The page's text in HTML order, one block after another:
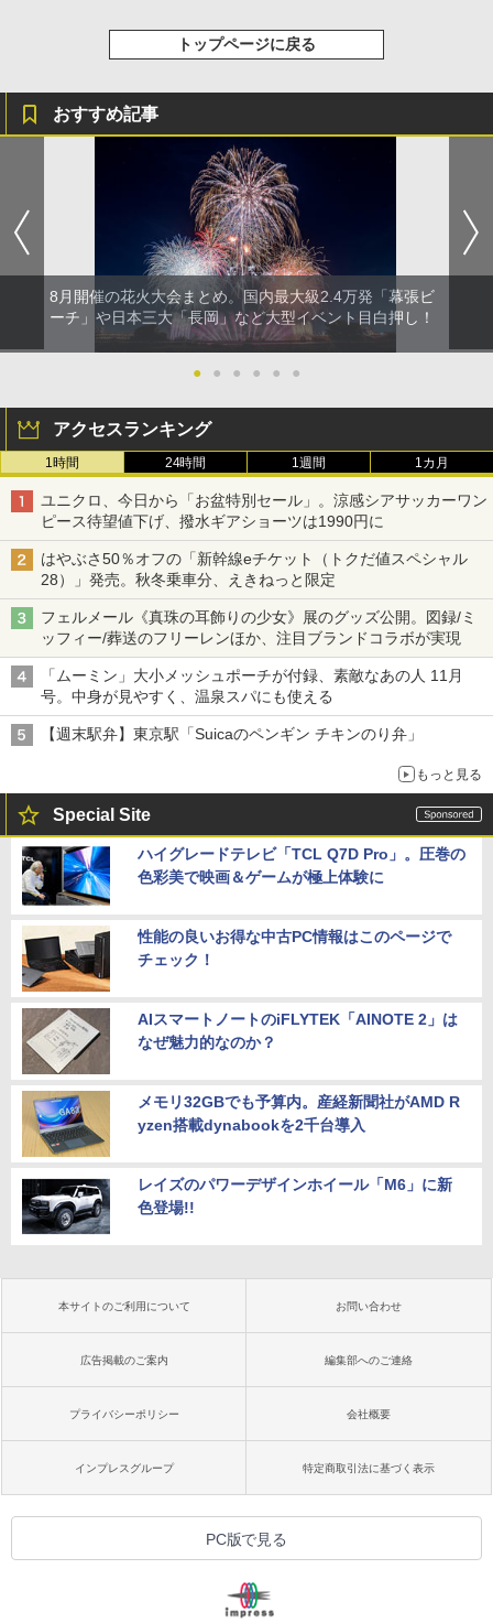
トップページに戻る
おすすめ記事
8月開催の花火大会まとめ。国内最大級2.4万発「幕張ビ
ーチ」や日本三大「長岡」など大型イベント目白押し！
● ● ● ● ● ●
アクセスランキング
1時間 24時間 1週間 1カ月
ユニクロ、今日から「お盆特別セール」。涼感シアサッカーワン
ピース待望値下げ、撥水ギアショーツは1990円に
はやぶさ50％オフの「新幹線eチケット（トクだ値スペシャル
28）」発売。秋冬乗車分、えきねっと限定
フェルメール《真珠の耳飾りの少女》展のグッズ公開。図録/ミ
ッフィー/葬送のフリーレンほか、注目ブランドコラボが実現
「ムーミン」大小メッシュポーチが付録、素敵なあの人 11月
号。中身が見やすく、温泉スパにも使える
【週末駅弁】東京駅「Suicaのペンギン チキンのり弁」
もっと見る
Special Site
ハイグレードテレビ「TCL Q7D Pro」。圧巻の
色彩美で映画＆ゲームが極上体験に
性能の良いお得な中古PC情報はこのページで
チェック！
AIスマートノートのiFLYTEK「AINOTE 2」は
なぜ魅力的なのか？
メモリ32GBでも予算内。産経新聞社がAMD R
yzen搭載dynabookを2千台導入
レイズのパワーデザインホイール「M6」に新
色登場!!
本サイトのご利用について お問い合わせ
広告掲載のご案内 編集部へのご連絡
プライバシーポリシー 会社概要
インプレスグループ 特定商取引法に基づく表示
PC版で見る